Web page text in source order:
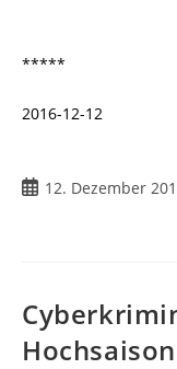
*****
2016-12-12
Beitrag12. Dezember
Hochsaison